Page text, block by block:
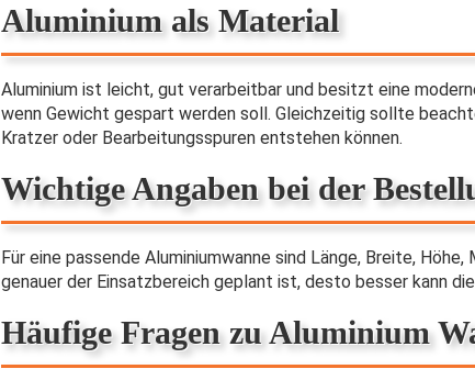
Aluminium als Material
Aluminium ist leicht, gut verarbeitbar und besitzt eine
wenn Gewicht gespart werden soll. Gleichzeitig sollte
Kratzer oder Bearbeitungsspuren entstehen können.
Wichtige Angaben bei der
Für eine passende Aluminiumwanne sind Länge, Breite,
genauer der Einsatzbereich geplant ist, desto besser kann
Häufige Fragen zu Aluminium